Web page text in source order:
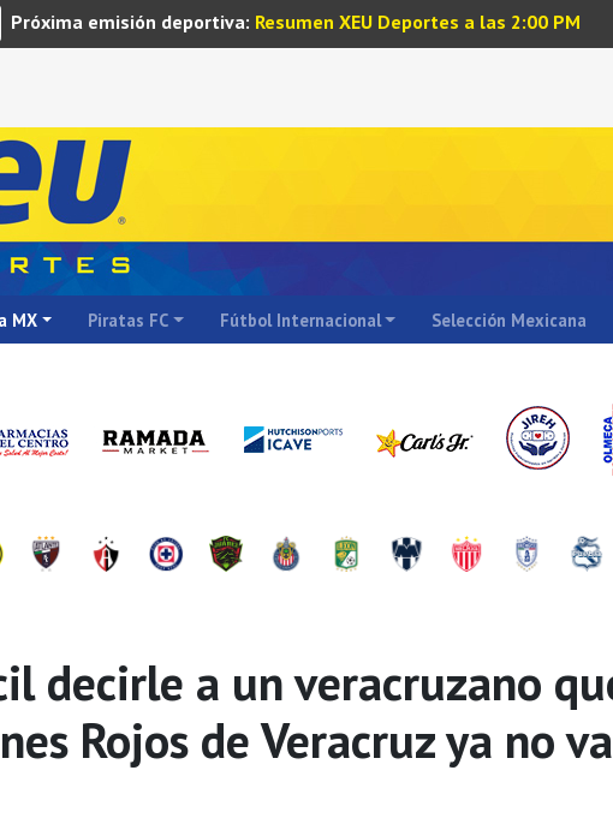
Próxima emisión deportiva: Resumen XEU Deportes a las 2:00 PM
MX Piratas FC Fútbol Internacional Selección Mexicana
decirle a un veracruzano
Rojos de Veracruz ya no